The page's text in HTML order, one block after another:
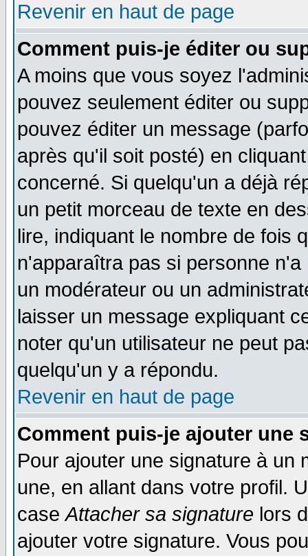
Revenir en haut de page
Comment puis-je éditer ou
A moins que vous soyez
pouvez seulement éditer ou
pouvez éditer un message
après qu'il soit posté) en
concerné. Si quelqu'un a déjà
un petit morceau de texte en
lire, indiquant le nombre de fois
n'apparaîtra pas si personne
un modérateur ou un
laisser un message expliquant
noter qu'un utilisateur ne peut
quelqu'un y a répondu.
Revenir en haut de page
Comment puis-je ajouter une
Pour ajouter une signature à un
une, en allant dans votre profil.
caseAttacher sa signature lors
ajouter votre signature. Vous